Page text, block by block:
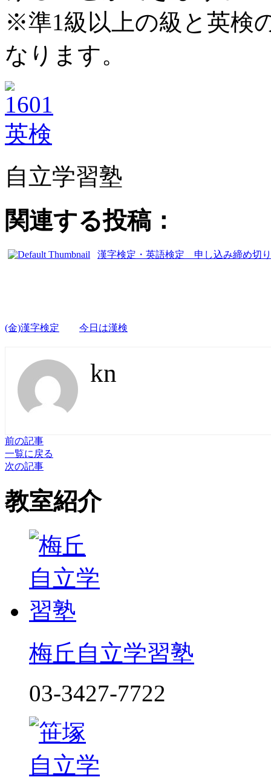
※準1級以上の級と英検
なります。
自立学習塾
関連する投稿：
漢字検定・英語検定 申し込み締め切
(金)漢字検定 今日は漢検
kn
前の記事
一覧に戻る
次の記事
教室紹介
梅丘自立学習塾
03-3427-7722